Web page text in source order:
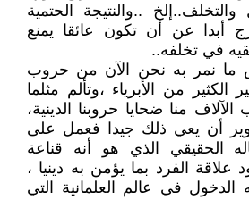
..والنتيجة الحتمية
أبدا عن أن تكون عائقا يمنع
في تخلفه..
ما نمر به نحن الآن من حروب
الكثير من الأبرياء ،وتألم مثلما
منا ضحايا حروبنا الدينية،
أن يعي ذلك جيدا فعمل على
الحقيقي الذي هو أنه قناعة
الفرد بما يؤمن به دينيا ،
في عالم العلمانية التي